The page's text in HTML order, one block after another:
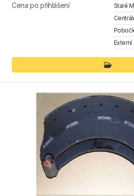
Cena po přihlášení
Staré
Externí